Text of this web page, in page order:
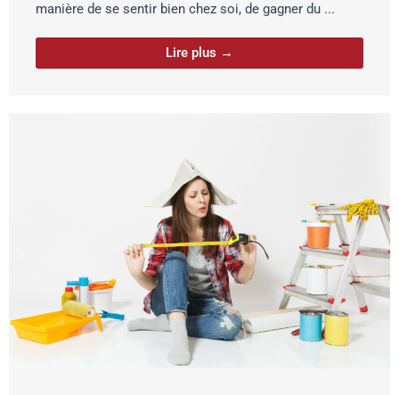
manière de se sentir bien chez soi, de gagner du ...
Lire plus →